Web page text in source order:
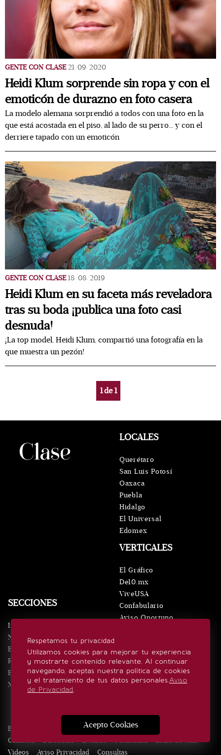
GENTE CON CLASE 21/09/2020
Heidi Klum sorprende sin ropa y con el
emoticón de durazno en foto casera
La modelo alemana sorprendió a todos con una foto en la
que está acostada en el piso, al lado de su perro... y con el
derriere tapado con un emoticón
GENTE CON CLASE 18/08/2019
Heidi Klum en su faceta más reveladora
tras su boda ¡publica una foto casi
desnuda!
¡La top model, Heidi Klum, compartió una fotografía en la
que muestra un pezón!
1de1
Respetamos tu privacidad
Utilizamos cookies para mejorar tu experiencia
y mostrarte contenido relevante. Al continuar
navegando, aceptas nuestra política de cookies
y el tratamiento de tus datos personales.Aviso
de Privacidad.
Acepto Cookies
SECCIONES
Inicio
Noticias
Eventos
Realeza
Estilo de vida
Minuto x Minuto
VERTICALES
El Gráfico
De10.mx
ViveUSA
Confabulario
Aviso Oportuno
LOCALES
Querétaro
San Luis Potosí
Oaxaca
Puebla
Hidalgo
El Universal
Edomex
SÍGUENOS
Edición Impresa Noticias Quiénes somos
Contacto
Directorio Eventos Publicidad
Estilo de vida
Videos
Aviso Privacidad Consultas